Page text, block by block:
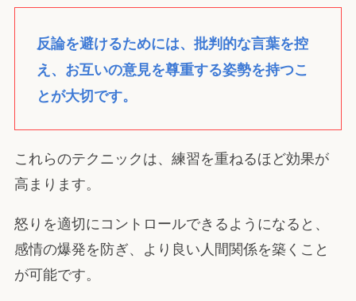
反論を避けるためには、批判的な言葉を控
え、お互いの意見を尊重する姿勢を持つこ
とが大切です。
これらのテクニックは、練習を重ねるほど効果が
高まります。
怒りを適切にコントロールできるようになると、
感情の爆発を防ぎ、より良い人間関係を築くこと
が可能です。